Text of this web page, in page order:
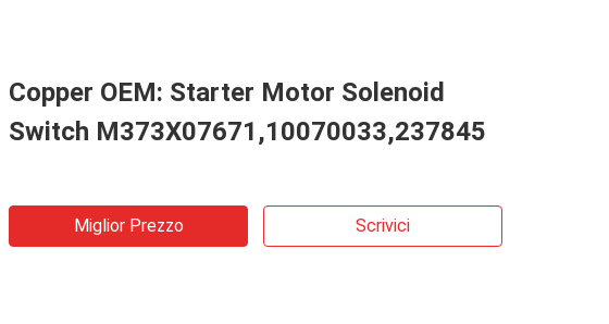
Copper OEM: Starter Motor Solenoid
Switch M373X07671,10070033,237845
Miglior Prezzo Scrivici